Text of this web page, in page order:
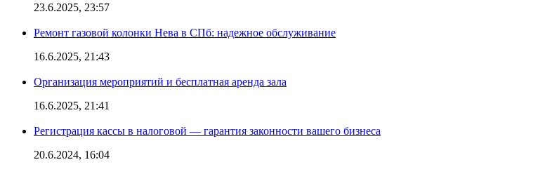
23.6.2025, 23:57
Ремонт газовой колонки Нева в СПб: надежное обслуживание
16.6.2025, 21:43
Организация мероприятий и бесплатная аренда зала
16.6.2025, 21:41
Регистрация кассы в налоговой — гарантия законности вашего бизнеса
20.6.2024, 16:04